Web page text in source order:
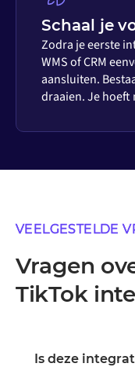
Schaal je
Zodra je eerste
WMS of CRM
aansluiten.
draaien. Je
VEELGESTELDE
Vragen
TikTok
Is deze